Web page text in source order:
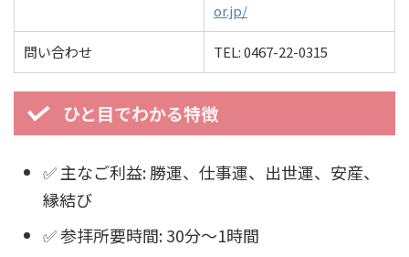
or.jp/
問い合わせ TEL: 0467-22-0315
ひと目でわかる特徴
✅ 主なご利益: 勝運、仕事運、出世運、安産、
縁結び
✅ 参拝所要時間: 30分～1時間